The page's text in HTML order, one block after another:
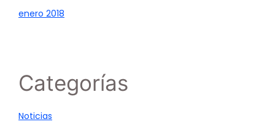
enero 2018
Categorías
Noticias